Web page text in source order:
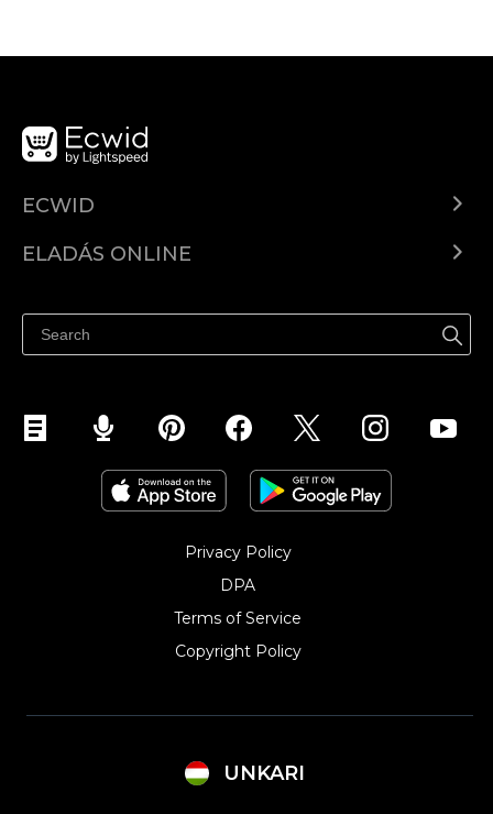
ECWID
Árkalkuláció
ELADÁS ONLINE
Eladás a Facebookon
Eladás Instagramon
Privacy Policy
DPA
Terms of Service
Copyright Policy‎
UNKARI